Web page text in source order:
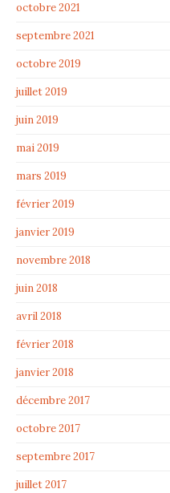
octobre 2021
septembre 2021
octobre 2019
juillet 2019
juin 2019
mai 2019
mars 2019
février 2019
janvier 2019
novembre 2018
juin 2018
avril 2018
février 2018
janvier 2018
décembre 2017
octobre 2017
septembre 2017
juillet 2017